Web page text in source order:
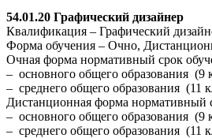
54.01.20 Графический дизайнер
Квалификация – Графический
Форма обучения – Очно,
Очная форма нормативный срок
– основного общего образования (9
– среднего общего образования (11
Дистанционная форма нормативный
– основного общего образования (9
– среднего общего образования (11